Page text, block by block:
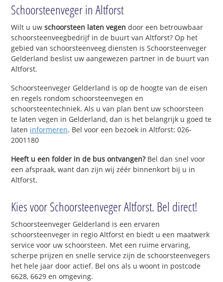
Schoorsteenveger in Altforst
Wilt u uwschoorsteen laten vegen door een betrouwbaar
schoorsteenveegbedrijf in de buurt van Altforst? Op het
gebied van schoorsteenveeg diensten is Schoorsteenveger
Gelderland beslist uw aangewezen partner in de buurt van
Altforst.
Schoorsteenveger Gelderland is op de hoogte van de eisen
en regels rondom schoorsteenvegen en
schoorsteentechniek. Als u van plan bent uw schoorsteen
te laten vegen in Gelderland, dan is het belangrijk u goed te
laten informeren. Bel voor een bezoek in Altforst: 026-
2001180
Heeft u een folder in de bus ontvangen?Bel dan snel voor
een afspraak, want dan zijn wij zéér binnenkort bij u in
Altforst.
Kies voor Schoorsteenveger Altforst. Bel direct!
Schoorsteenveger Gelderland is een ervaren
schoorsteenveger in regio Altforst en biedt u een maatwerk
service voor uw schoorsteen. Met een ruime ervaring,
scherpe prijzen en snelle service zijn de schoorsteenvegers
het hele jaar door actief. Bel ons als u woont in postcode
6628, 6629 en omgeving.